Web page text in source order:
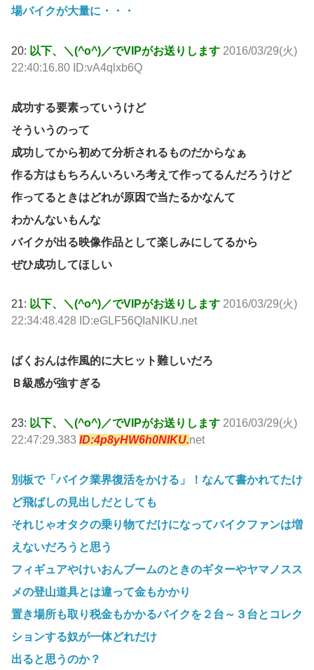
場バイクが大量に・・・
20: 以下、＼(^o^)／でVIPがお送りします 2016/03/29(火)
22:40:16.80 ID:vA4qlxb6Q
成功する要素っていうけど
そういうのって
成功してから初めて分析されるものだからなぁ
作る方はもちろんいろいろ考えて作ってるんだろうけど
作ってるときはどれが原因で当たるかなんて
わかんないもんな
バイクが出る映像作品として楽しみにしてるから
ぜひ成功してほしい
21: 以下、＼(^o^)／でVIPがお送りします 2016/03/29(火)
22:34:48.428 ID:eGLF56QIaNIKU.net
ばくおんは作風的に大ヒット難しいだろ
Ｂ級感が強すぎる
23: 以下、＼(^o^)／でVIPがお送りします 2016/03/29(火)
22:47:29.383 ID:4p8yHW6h0NIKU.net
別板で「バイク業界復活をかける」！なんて書かれてたけ
ど飛ばしの見出しだとしても
それじゃオタクの乗り物てだけになってバイクファンは増
えないだろうと思う
フィギュアやけいおんブームのときのギターやヤマノスス
メの登山道具とは違って金もかかり
置き場所も取り税金もかかるバイクを２台～３台とコレク
ションする奴が一体どれだけ
出ると思うのか？